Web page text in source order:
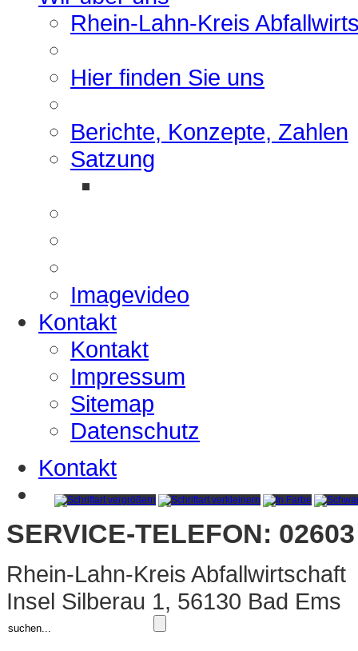
Rhein-Lahn-Kreis
Hier finden Sie uns
Berichte, Konzepte, Zahlen
Satzung
Imagevideo
Kontakt
Kontakt
Impressum
Sitemap
Datenschutz
Kontakt
SERVICE-TELEFON:
Rhein-Lahn-Kreis Abfallwirtschaft
Insel Silberau 1, 56130 Bad Ems